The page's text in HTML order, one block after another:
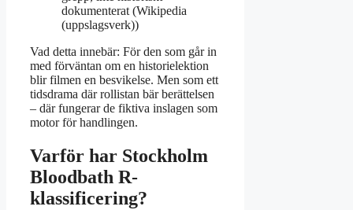
dokumenterat (Wikipedia
(uppslagsverk))
Vad detta innebär: För den som går in
med förväntan om en historielektion
blir filmen en besvikelse. Men som ett
tidsdrama där rollistan bär berättelsen
– där fungerar de fiktiva inslagen som
motor för handlingen.
Varför har Stockholm
Bloodbath R-
klassificering?